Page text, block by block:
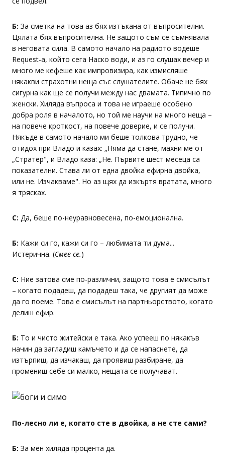
Б: За сметка на това аз бях изтъкана от въпросителни.
Цялата бях въпросителна. Не защото съм се съмнявала
в неговата сила. В самото начало на радиото водеше
Request-a, който сега Наско води, и аз го слушах вечер и
много ме кефеше как импровизира, как измисляше
някакви страхотни неща със слушателите. Обаче не бях
сигурна как ще се получи между нас двамата. Типично по
женски. Хиляда въпроса и това не играеше особено
добра роля в началото, но той ме научи на много неща –
на повече кроткост, на повече доверие, и се получи.
Някъде в самото начало ми беше толкова трудно, че
отидох при Владо и казах: „Няма да стане, махни ме от
„Стратер", и Владо каза: „Не. Първите шест месеца са
показателни. Става ли от една двойка ефирна двойка,
или не. Изчакваме". Но аз щях да изкъртя вратата, много
я трясках.
С: Да, беше по-неуравновесена, по-емоционална.
Б: Кажи си го, кажи си го – любимата ти дума...
Истерична. (Смее се.)
С: Ние затова сме по-различни, защото това е смисълът
– когато подадеш, да подадеш така, че другият да може
да го поеме. Това е смисълът на партньорството, когато
делиш ефир.
Б: То и чисто житейски е така. Ако успееш по някакъв
начин да загладиш камъчето и да се напаснете, да
изтърпиш, да изчакаш, да проявиш разбиране, да
промениш себе си малко, нещата се получават.
По-лесно ли е, когато сте в двойка, а не сте сами?
Б: За мен хиляда процента да.